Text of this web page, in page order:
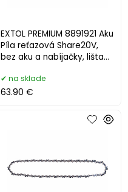
EXTOL PREMIUM 8891921 Aku
Píla reťazová Share20V,
bez aku a nabíjačky, lišta
na sklade
63.90 €